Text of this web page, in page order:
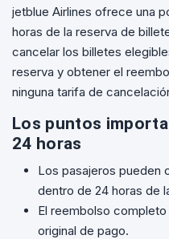
jetblue Airlines ofrece una
horas de la reserva de
cancelar los billetes
reserva y obtener el
ninguna tarifa de
Los puntos
24 horas
Los pasajeros pueden
dentro de 24 horas de
El reembolso
original de pago.